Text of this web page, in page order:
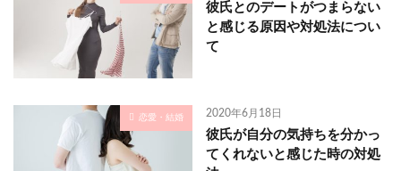
彼氏とのデートがつまらない
と感じる原因や対処法につい
て
恋愛・結婚 2020年6月18日
彼氏が自分の気持ちを分かっ
てくれないと感じた時の対処